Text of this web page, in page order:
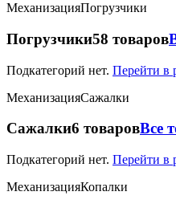
МеханизацияПогрузчики
Погрузчики58 товаров
Подкатегорий нет. Перейти в
МеханизацияСажалки
Сажалки6 товаровВсе
Подкатегорий нет. Перейти в
МеханизацияКопалки